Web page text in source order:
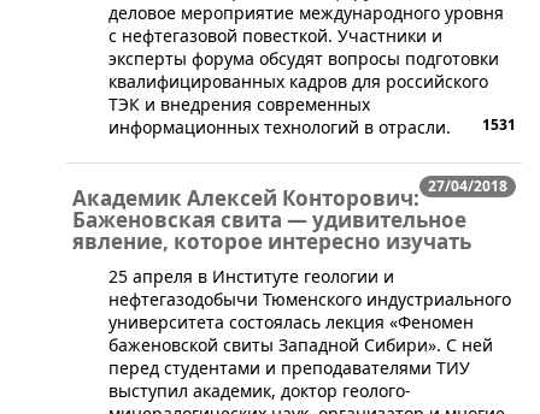
деловое мероприятие международного уровня
с нефтегазовой повесткой. Участники и
эксперты форума обсудят вопросы подготовки
квалифицированных кадров для российского
ТЭК и внедрения современных
информационных технологий в отрасли.
1531
27/04/2018
Академик Алексей Конторович:
Баженовская свита — удивительное
явление, которое интересно изучать
25 апреля в Институте геологии и
нефтегазодобычи Тюменского индустриального
университета состоялась лекция «Феномен
баженовской свиты Западной Сибири». С ней
перед студентами и преподавателями ТИУ
выступил академик, доктор геолого-